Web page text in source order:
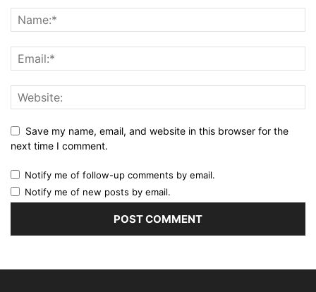
Save my name, email, and website in this browser for the
next time I comment.
Notify me of follow-up comments by email.
Notify me of new posts by email.